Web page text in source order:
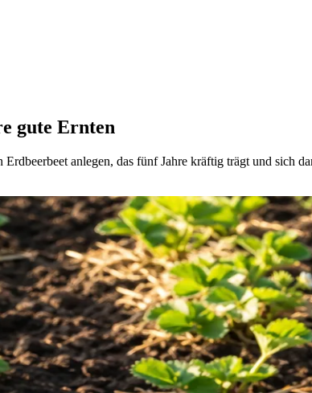
gute Ernten
anlegen, das fünf Jahre kräftig trägt und sich